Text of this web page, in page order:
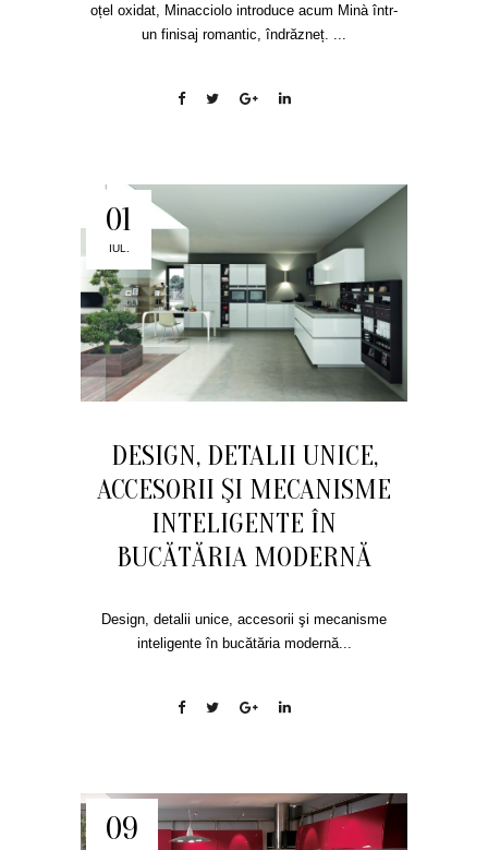
oțel oxidat, Minacciolo introduce acum Minà într-
un finisaj romantic, îndrăzneț. ...
01
IUL.
DESIGN, DETALII UNICE,
ACCESORII ŞI MECANISME
INTELIGENTE ÎN
BUCĂTĂRIA MODERNĂ
Design, detalii unice, accesorii şi mecanisme
inteligente în bucătăria modernă...
09